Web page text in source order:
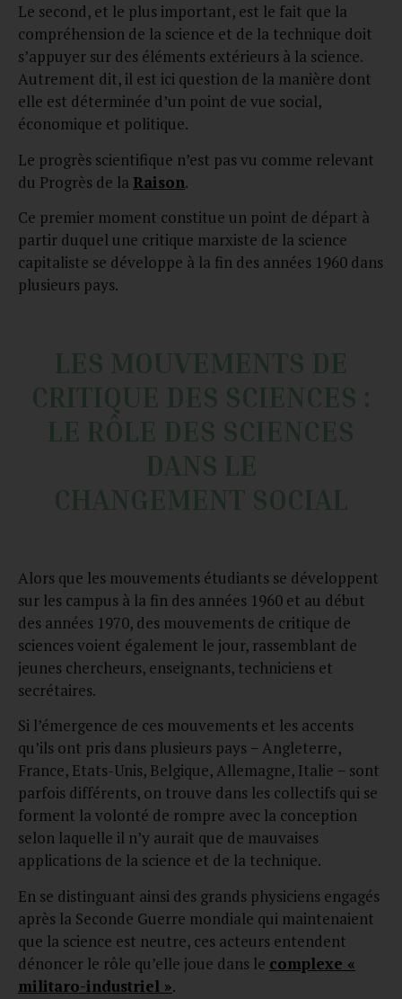
Le second, et le plus important, est le fait que la
compréhension de la science et de la technique doit
s’appuyer sur des éléments extérieurs à la science.
Autrement dit, il est ici question de la manière dont
elle est déterminée d’un point de vue social,
économique et politique.
Le progrès scientifique n’est pas vu comme relevant
du Progrès de la Raison.
Ce premier moment constitue un point de départ à
partir duquel une critique marxiste de la science
capitaliste se développe à la fin des années 1960 dans
plusieurs pays.
LES MOUVEMENTS DE
CRITIQUE DES SCIENCES :
LE RÔLE DES SCIENCES
DANS LE
CHANGEMENT SOCIAL
Alors que les mouvements étudiants se développent
sur les campus à la fin des années 1960 et au début
des années 1970, des mouvements de critique de
sciences voient également le jour, rassemblant de
jeunes chercheurs, enseignants, techniciens et
secrétaires.
Si l’émergence de ces mouvements et les accents
qu’ils ont pris dans plusieurs pays − Angleterre,
France, Etats-Unis, Belgique, Allemagne, Italie − sont
parfois différents, on trouve dans les collectifs qui se
forment la volonté de rompre avec la conception
selon laquelle il n’y aurait que de mauvaises
applications de la science et de la technique.
En se distinguant ainsi des grands physiciens engagés
après la Seconde Guerre mondiale qui maintenaient
que la science est neutre, ces acteurs entendent
dénoncer le rôle qu’elle joue dans le complexe «
militaro-industriel ».